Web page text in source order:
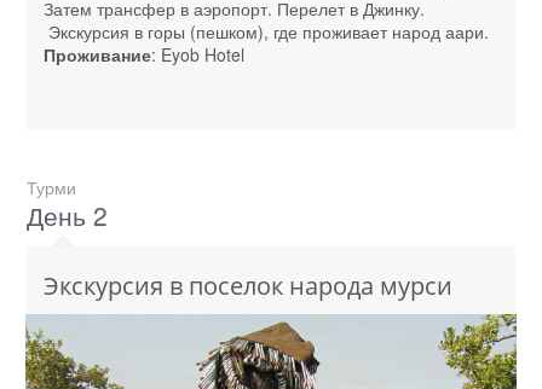
Затем трансфер в аэропорт. Перелет в Джинку.
Экскурсия в горы (пешком), где проживает народ аари.
Проживание: Eyob Hotel
Турми
День 2
Экскурсия в поселок народа мурси